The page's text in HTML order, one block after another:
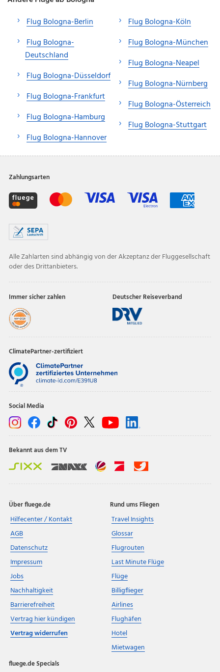
Flug Bologna-Berlin
Flug Bologna-
Deutschland
Flug Bologna-Düsseldorf
Flug Bologna-Frankfurt
Flug Bologna-Hamburg
Flug Bologna-Hannover
Flug Bologna-Köln
Flug Bologna-München
Flug Bologna-Neapel
Flug Bologna-Nürnberg
Flug Bologna-Österreich
Flug Bologna-Stuttgart